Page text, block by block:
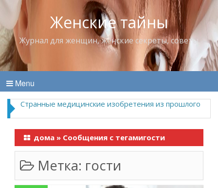
Женские тайны
Журнал для женщин, женские секреты, советы
Menu
Странные медицинские изобретения из прошлого
дома » Сообщения с тегамигости
Метка: гости